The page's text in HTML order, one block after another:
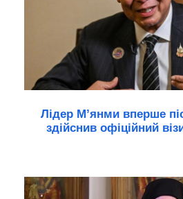
Лідер М’янми вперше
здійснив офіційний